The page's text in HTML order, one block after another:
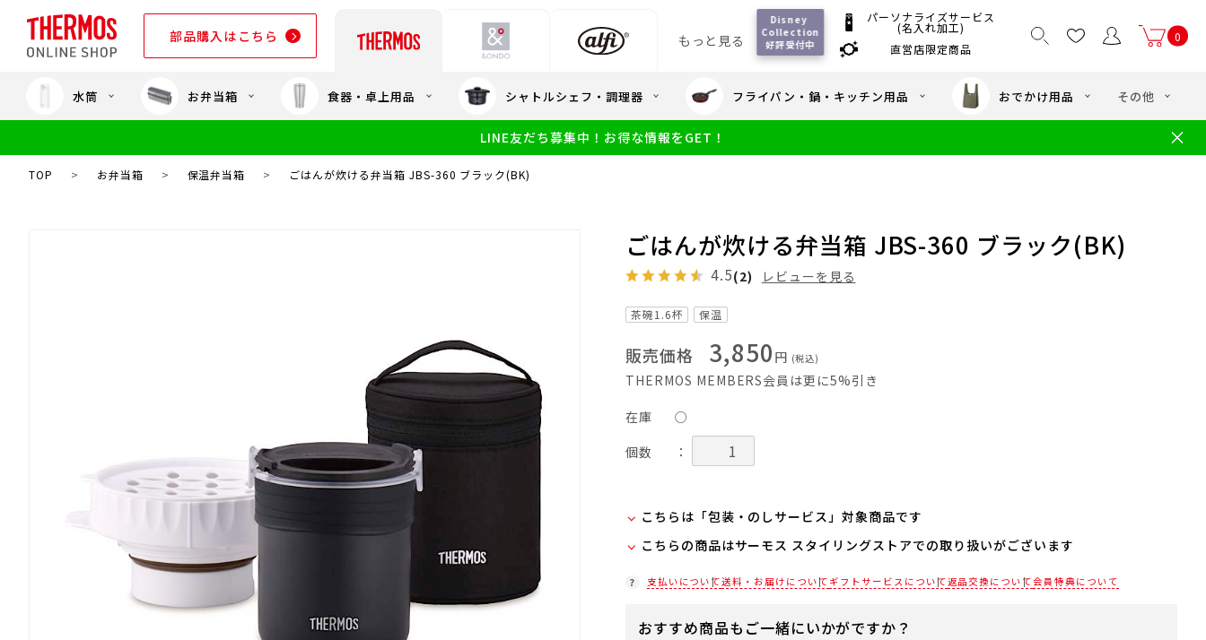
部品購入はこちら もっと見る
以上送料無料
サーモスのeギフト
ギフトのご案内
Disney
Collection
好評受付中
パーソナライズサービス
(名入れ加工)
直営店限定商品
部品購入はこちら
食洗機対応 幼児・園児向け水筒
小学生 中・高学年向け水筒
0
水筒 お弁当箱 食器・卓上用品 シャトルシェフ・調理器 フライパン・鍋・キッチン用品 おでかけ用品 その他
LINE友だち募集中！お得な情報をGET！
TOP > お弁当箱 > 保温弁当箱 > ごはんが炊ける弁当箱 JBS-360 ブラック(BK)
ごはんが炊ける弁当箱 JBS-360 ブラック(BK)
4.5(2) レビューを見る
茶碗1.6杯 保温
販売価格 3,850 円 (税込)
THERMOS MEMBERS会員は更に5%引き
在庫
○
個数
：
こちらは「包装・のしサービス」対象商品です
弊社での包装・のしを希望される場合は、商品をカートに入れた後に「会員限定のし・
ラッピング(330円/個)設定へ」ボタンからお手続きください。
袋やギフトバッグを希望される場合は、以下よりご購入をお願いいたします。
こちらの商品はサーモス スタイリングストアでの取り扱いがございます
在庫状況につきましては、各店舗までお電話にてご確認ください。
支払いについて送料・お届けについて ギフトサービスについて返品交換について会員特典について
おすすめ商品もご一緒にいかがですか？